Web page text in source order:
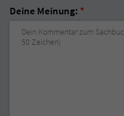
Deine Meinung: *